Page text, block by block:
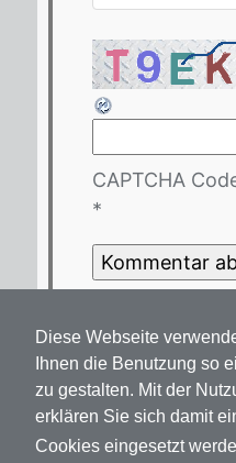
Diese Webseite
Ihnen die Benutzung so
zu gestalten. Mit der
erklären Sie sich damit
Cookies eingesetzt
CAPTCHA
*
Kontakt
Datenschutz